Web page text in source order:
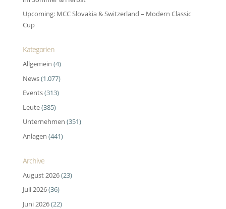
Upcoming: MCC Slovakia & Switzerland – Modern Classic
Cup
Kategorien
Allgemein (4)
News(1.077)
Events(313)
Leute(385)
Unternehmen (351)
Anlagen (441)
Archive
August 2026(23)
Juli 2026(36)
Juni 2026(22)